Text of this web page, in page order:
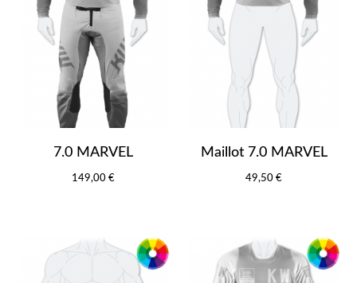
7.0 MARVEL
149,00 €
Maillot 7.0 MARVEL
49,50 €